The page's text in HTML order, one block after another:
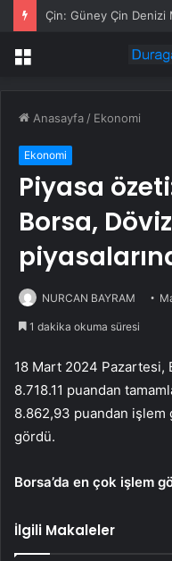
Menü
Anasayfa / Ekonomi
Ekonomi
Piyasa
Borsa,
NURCAN BAYRAM
1 dakika okuma süresi
18 Mart 2024 Pazartesi,
8.718.11 puandan
8.862,93 puandan işlem
gördü.
Borsa’da en çok işlem
İlgili Makaleler